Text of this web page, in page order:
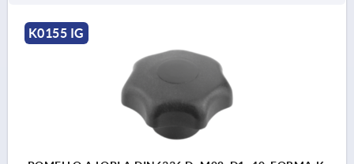
K0155 IG